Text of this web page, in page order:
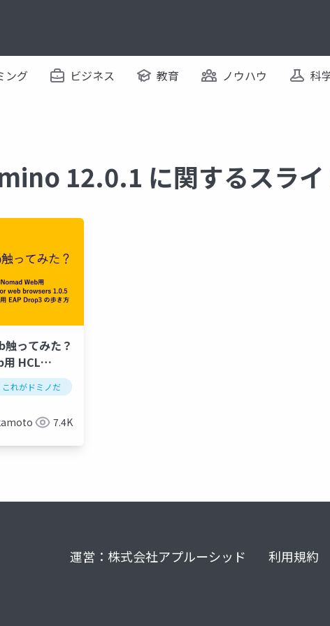
ング ビジネス 教育 ノウハウ 科
12.0.1 に関するスライ
ってみた？
HCL
1.0.5
Drop3 の
これがドミノだ
7.4K
運営：株式会社アプルーシッド 利用規約